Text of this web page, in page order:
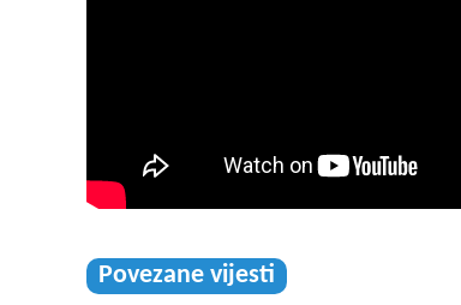
Povezane vijesti